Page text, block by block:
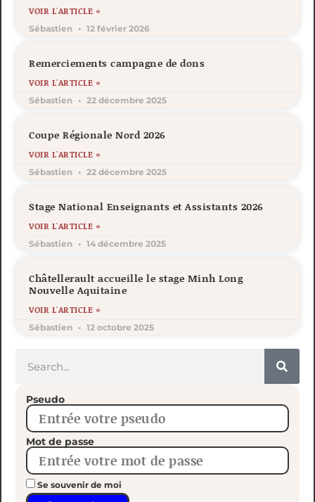
VOIR L'ARTICLE »
Sébastien 12 février 2026
Remerciements campagne de dons
VOIR L'ARTICLE »
Sébastien 22 décembre 2025
Coupe Régionale Nord 2026
VOIR L'ARTICLE »
Sébastien 22 décembre 2025
Stage National Enseignants et Assistants 2026
VOIR L'ARTICLE »
Sébastien 14 décembre 2025
Châtellerault accueille le stage Minh Long
Nouvelle Aquitaine
VOIR L'ARTICLE »
Sébastien 12 octobre 2025
Pseudo
Mot de passe
Se souvenir de moi